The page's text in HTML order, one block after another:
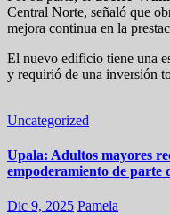
Central Norte, señaló que
mejora continua en la
El nuevo edificio tiene una
y requirió de una inversión
Uncategorized
Upala: Adultos mayores
empoderamiento de parte
Dic 9, 2025 Pamela